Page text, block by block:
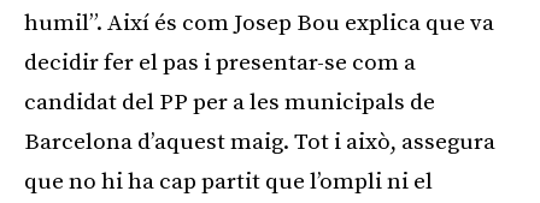
humil”. Així és com Josep Bou explica que va
decidir fer el pas i presentar-se com a
candidat del PP per a les municipals de
Barcelona d’aquest maig. Tot i això, assegura
que no hi ha cap partit que l’ompli ni el